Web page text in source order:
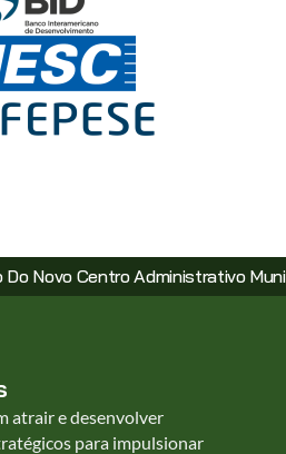
Administrativo Municipal Via
atrair e desenvolver
para impulsionar